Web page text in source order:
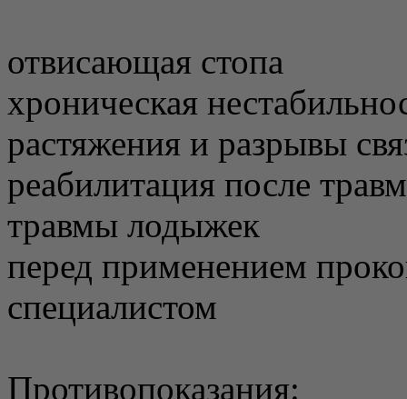
отвисающая стопа
хроническая
растяжения и разрывы
реабилитация после
травмы лодыжек
перед применением
специалистом
Противопоказания: